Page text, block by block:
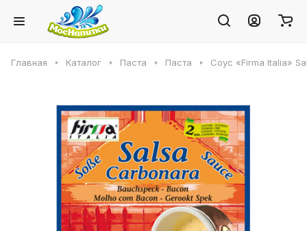
Главная Каталог Паста Паста Соус «Firma Italia»